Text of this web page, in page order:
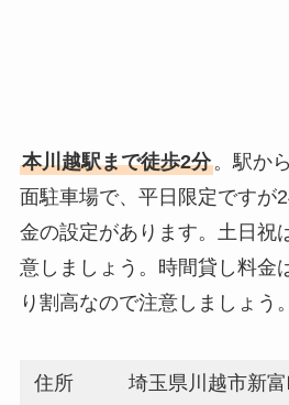
本川越駅まで徒歩2分。駅か
面駐車場で、平日限定ですが
金の設定があります。土日祝
意しましょう。時間貸し料金
り割高なので注意しましょう。
住所 埼玉県川越市新